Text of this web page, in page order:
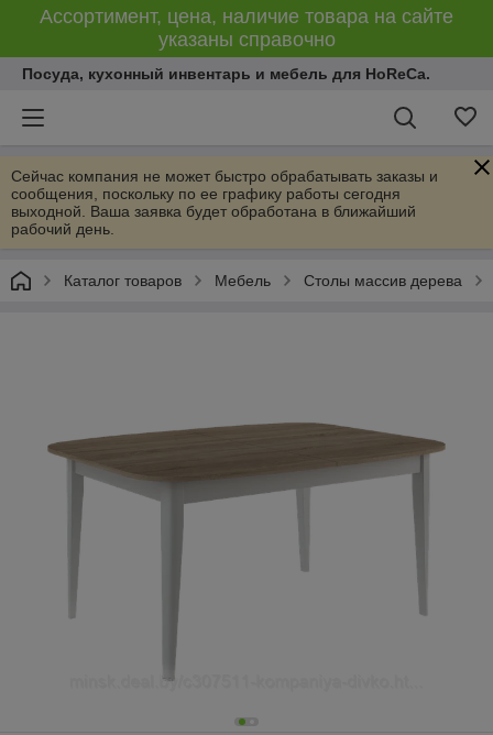
Ассортимент, цена, наличие товара на сайте
указаны справочно
Посуда, кухонный инвентарь и мебель для HoReCa.
Сейчас компания не может быстро обрабатывать заказы и
сообщения, поскольку по ее графику работы сегодня
выходной. Ваша заявка будет обработана в ближайший
рабочий день.
Каталог товаров Мебель Столы массив дерева